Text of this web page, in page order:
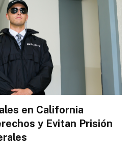
en California
y Evitan Prisión